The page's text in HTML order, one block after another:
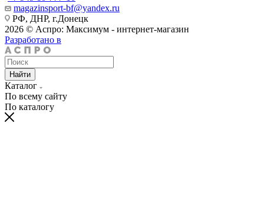
magazinsport-bf@yandex.ru
РФ, ДНР, г.Донецк
2026 © Аспро: Максимум - интернет-магазин
Разработано в
Найти
Каталог
По всему сайту
По каталогу